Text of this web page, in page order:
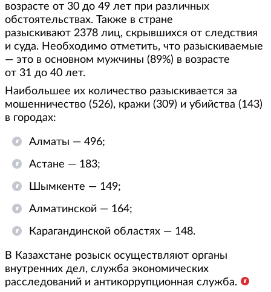
возрасте от 30 до 49 лет при различных
обстоятельствах. Также в стране
разыскивают 2378 лиц, скрывшихся от следствия
и суда. Необходимо отметить, что разыскиваемые
— это в основном мужчины (89%) в возрасте
от 31 до 40 лет.
Наибольшее их количество разыскивается за
мошенничество (526), кражи (309) и убийства (143)
в городах:
Алматы — 496;
Астане — 183;
Шымкенте — 149;
Алматинской — 164;
Карагандинской областях — 148.
В Казахстане розыск осуществляют органы
внутренних дел, служба экономических
расследований и антикоррупционная служба.